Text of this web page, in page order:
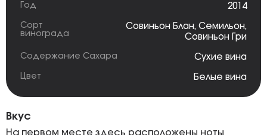
Год 2014
Сорт
винограда
Совиньон Блан, Семильон,
Совиньон Гри
Содержание Сахара Сухие вина
Цвет Белые вина
Вкус
На первом месте здесь расположены ноты